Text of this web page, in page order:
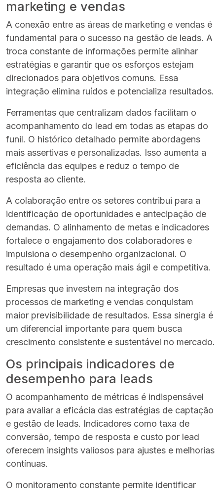
marketing e vendas
A conexão entre as áreas de marketing e vendas é
fundamental para o sucesso na gestão de leads. A
troca constante de informações permite alinhar
estratégias e garantir que os esforços estejam
direcionados para objetivos comuns. Essa
integração elimina ruídos e potencializa resultados.
Ferramentas que centralizam dados facilitam o
acompanhamento do lead em todas as etapas do
funil. O histórico detalhado permite abordagens
mais assertivas e personalizadas. Isso aumenta a
eficiência das equipes e reduz o tempo de
resposta ao cliente.
A colaboração entre os setores contribui para a
identificação de oportunidades e antecipação de
demandas. O alinhamento de metas e indicadores
fortalece o engajamento dos colaboradores e
impulsiona o desempenho organizacional. O
resultado é uma operação mais ágil e competitiva.
Empresas que investem na integração dos
processos de marketing e vendas conquistam
maior previsibilidade de resultados. Essa sinergia é
um diferencial importante para quem busca
crescimento consistente e sustentável no mercado.
Os principais indicadores de
desempenho para leads
O acompanhamento de métricas é indispensável
para avaliar a eficácia das estratégias de captação
e gestão de leads. Indicadores como taxa de
conversão, tempo de resposta e custo por lead
oferecem insights valiosos para ajustes e melhorias
contínuas.
O monitoramento constante permite identificar